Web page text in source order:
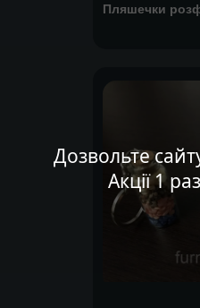
Дозвольте
Акції 1
Пляшечки